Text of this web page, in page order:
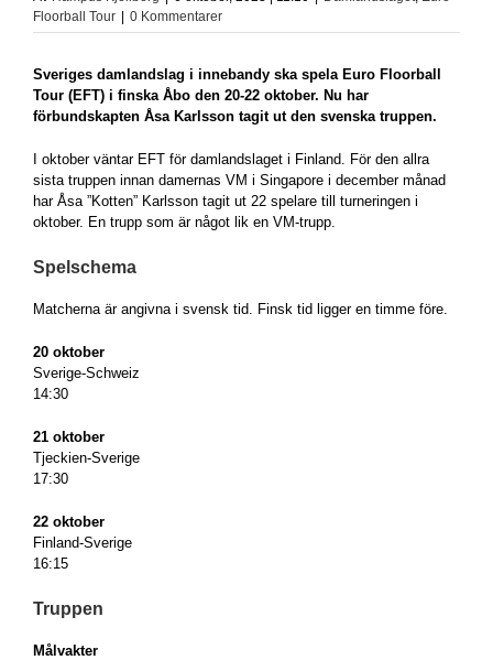
Floorball Tour
0 Kommentarer
Sveriges damlandslag i innebandy ska spela Euro Floorball
Tour (EFT) i finska Åbo den 20-22 oktober. Nu har
förbundskapten Åsa Karlsson tagit ut den svenska truppen.
I oktober väntar EFT för damlandslaget i Finland. För den allra
sista truppen innan damernas VM i Singapore i december månad
har Åsa ”Kotten” Karlsson tagit ut 22 spelare till turneringen i
oktober. En trupp som är något lik en VM-trupp.
Spelschema
Matcherna är angivna i svensk tid. Finsk tid ligger en timme före.
20 oktober
Sverige-Schweiz
14:30
21 oktober
Tjeckien-Sverige
17:30
22 oktober
Finland-Sverige
16:15
Truppen
Målvakter